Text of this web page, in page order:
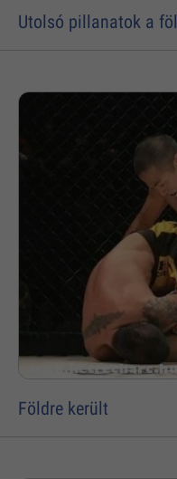
Utolsó pillanatok a
Földre került